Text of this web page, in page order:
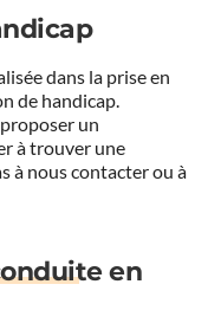
dans la prise en
de handicap.
un
à trouver une
à nous contacter ou à
en